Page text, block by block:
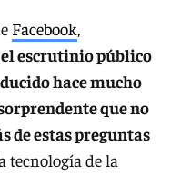
Facebook,
el escrutinio público
hace mucho
que no
de estas preguntas
tecnología de la